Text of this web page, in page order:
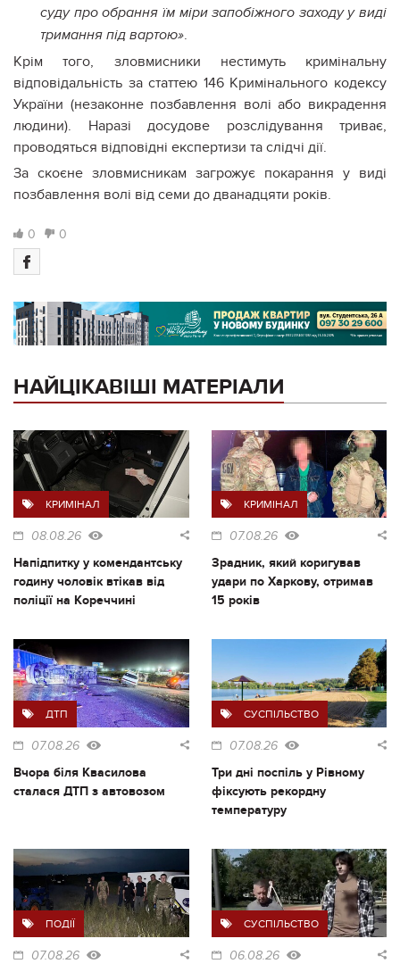
суду про обрання їм міри запобіжного заходу у виді
тримання під вартою».
Крім того, зловмисники нестимуть кримінальну
відповідальність за статтею 146 Кримінального кодексу
України (незаконне позбавлення волі або викрадення
людини). Наразі досудове розслідування триває,
проводяться відповідні експертизи та слідчі дії.
За скоєне зловмисникам загрожує покарання у виді
позбавлення волі від семи до дванадцяти років.
0 0
НАЙЦІКАВІШІ МАТЕРІАЛИ
КРИМІНАЛ
08.08.26
Напідпитку у комендантську
годину чоловік втікав від
поліції на Кореччині
КРИМІНАЛ
07.08.26
Зрадник, який коригував
удари по Харкову, отримав
15 років
ДТП
07.08.26
Вчора біля Квасилова
сталася ДТП з автовозом
СУСПІЛЬСТВО
07.08.26
Три дні поспіль у Рівному
фіксують рекордну
температуру
ПОДІЇ
07.08.26
СУСПІЛЬСТВО
06.08.26